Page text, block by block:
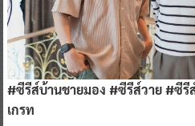
#ซีรีส์บ้านชายมอง #ซีรีส์วาย #ซีรี
เกรท